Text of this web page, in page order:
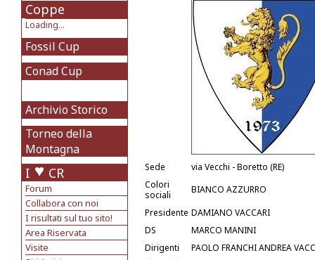
Coppe
Loading...
Fossil Cup
Conad Cup
Archivio Storico
Torneo della
Montagna
I CR
Forum
Collabora con noi
I risultati sul tuo sito!
Area Riservata
Visite
Sede
via Vecchi - Boretto (RE)
Colori
sociali
BIANCO AZZURRO
Presidente DAMIANO VACCARI
DS
MARCO MANINI
Dirigenti
PAOLO FRANCHI ANDREA